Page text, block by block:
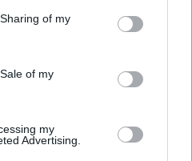
behaviour. You may click to
and its third-party tags to
purposes in below Google
of my
of my
my
Advertising.